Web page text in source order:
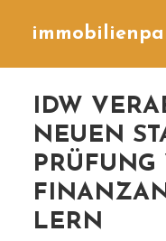
IDW
NEUEN
PRÜFUNG
LERN